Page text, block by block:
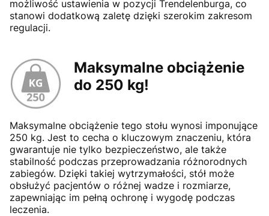
możliwość ustawienia w pozycji Trendelenburga, co
stanowi dodatkową zaletę dzięki szerokim zakresom
regulacji.
Maksymalne obciążenie
do 250 kg!
Maksymalne obciążenie tego stołu wynosi imponujące
250 kg. Jest to cecha o kluczowym znaczeniu, która
gwarantuje nie tylko bezpieczeństwo, ale także
stabilność podczas przeprowadzania różnorodnych
zabiegów. Dzięki takiej wytrzymałości, stół może
obsłużyć pacjentów o różnej wadze i rozmiarze,
zapewniając im pełną ochronę i wygodę podczas
leczenia.